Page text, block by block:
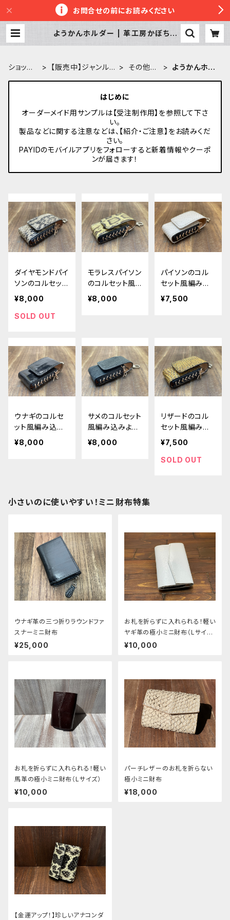
お問合せの前にお読みください
ようかんホルダー | 革工房かぼちゃ
ショップ
【販売中】ジャンル
その他ケ
ようかんホル
はじめに
オーダーメイド用サンプルは【受注制作用】を参照して下さ
い。
製品などに関する注意などは、【紹介・ご注意】をお読みくだ
さい。
PAYIDのモバイルアプリをフォローすると新着情報やクーポ
ンが届きます！
ダイヤモンドパイ
ソンのコルセット
風編み込みよう
かんホルダー
¥8,000
SOLD OUT
モラレスパイソン
のコルセット風
編み込みようか
んホルダー
¥8,000
パイソンのコル
セット風編み込
みようかんホル
ダー
¥7,500
ウナギのコルセ
ット風編み込み
ようかんホルダ
¥8,000
サメのコルセット
風編み込みよう
かんホルダー
¥8,000
リザードのコル
セット風編み込
みようかんホル
ダー
¥7,500
SOLD OUT
小さいのに使いやすい！ミニ財布特集
ウナギ革の三つ折りラウンドファ
スナーミニ財布
¥25,000
お札を折らずに入れられる！軽い
ヤギ革の極小ミニ財布（Lサイ
ズ）
¥10,000
お札を折らずに入れられる！軽い
馬革の極小ミニ財布（Lサイズ）
¥10,000
パーチレザーのお札を折らない
極小ミニ財布
¥18,000
【金運アップ！】珍しいアナコンダ